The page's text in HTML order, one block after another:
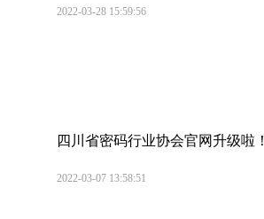
2022-03-28 15:59:56
四川省密码行业协会官网升级啦！
2022-03-07 13:58:51